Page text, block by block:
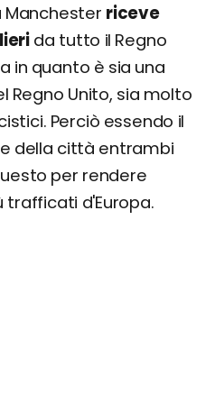
riceve
da tutto il Regno
in quanto è sia una
Regno Unito, sia molto
Perciò essendo il
della città entrambi
per rendere
trafficati d'Europa.